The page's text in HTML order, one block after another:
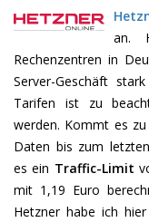
an.
Rechenzentren in
Server-Geschäft
Tarifen ist zu
werden. Kommt es
Daten bis zum
es ein Traffic-Limit
mit 1,19 Euro
Hetzner habe ich